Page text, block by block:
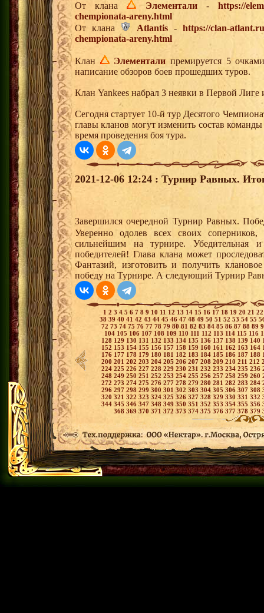
От клана
Элементали-https://
chempionata-areny.html
От клана
Atlantis-https://clan-
chempionata-areny.html
Клан Элементали премируется 5
написание обзоров боев прошедших туров.
Клан Yankees набрал 3 неявки в Первой Лиге
Сегодня стартует 10-й тур Десятого
главы кланов могут изменить состав
время проведения боя тура.
2021-12-06 12:24 : Турнир Равных.
Завершился очередной Турнир Равных.
Уверенно одолев всех своих
сильнейшим на турнире. Убедительная
победителей! Глава клана может
Фантазий, изготовить и получить
победу на Турнире. А следующий Турнир
1 2 3 4 5 6 7 8 9 10 11 12 13 14 15 16 17 18 19 20 21
38 39 40 41 42 43 44 45 46 47 48 49 50 51 52 53 54 55
72 73 74 75 76 77 78 79 8081 82 83 84 85 86 87 88 89
104 105 106 107 108 109 110 111 112 113 114 115 116
128 129 130 131 132 133 134 135 136 137 138 139 140
152 153 154 155 156 157 158 159 160 161 162 163 164
176 177 178 179 180 181 182 183 184 185 186 187 188
200 201 202 203 204 205 206 207 208 209210 211 212
224 225 226 227 228 229 230 231 232 233 234 235 236
248 249 250 251 252 253 254 255 256 257 258 259 260
272 273 274 275 276 277 278 279 280 281 282 283 284
296 297 298 299 300 301 302 303 304 305 306 307 308
320 321 322 323 324 325 326 327 328 329 330 331 332
344 345 346 347 348 349 350 351 352 353 354 355 356
368 369 370 371 372 373 374 375 376 377 378 379